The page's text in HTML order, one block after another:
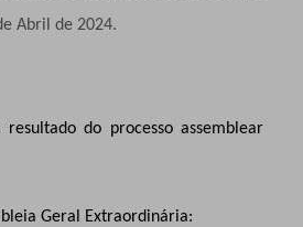
Abril de 2024.
do processo assemblear
Geral Extraordinária: